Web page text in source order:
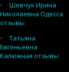
Шевчук Ирина
Николаевна Одесса
отзывы
Татьяна
Евгеньевна
Калюжная отзывы